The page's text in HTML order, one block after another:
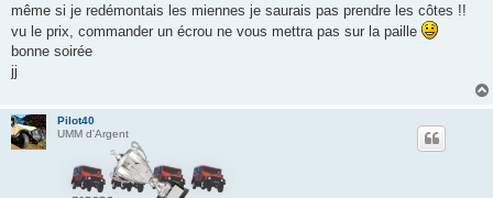
a
g
e
même si je redémontais les miennes je saurais pas prendre les côtes !!
vu le prix, commander un écrou ne vous mettra pas sur la paille
bonne soirée
jj
Pilot40
UMM d'Argent